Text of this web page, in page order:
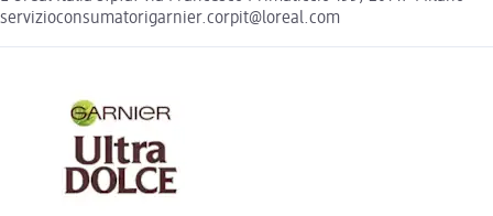
servizioconsumatorigarnier.corpit@loreal.com